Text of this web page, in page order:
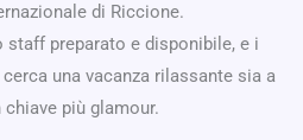
di Riccione.
staff preparato e disponibile, e i
una vacanza rilassante sia a
più glamour.